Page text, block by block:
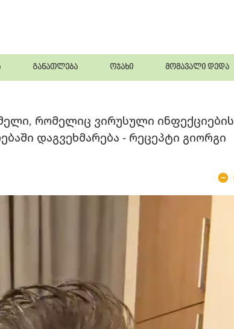
განათლება ოჯახი მომავალი დედა
რომელიც ვირუსული ინფექციების
დაგვეხმარება - რეცეპტი გიორგი